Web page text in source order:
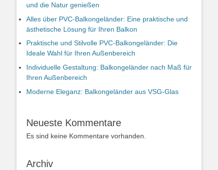
und die Natur genießen
Alles über PVC-Balkongeländer: Eine praktische und
ästhetische Lösung für Ihren Balkon
Praktische und Stilvolle PVC-Balkongeländer: Die
Ideale Wahl für Ihren Außenbereich
Individuelle Gestaltung: Balkongeländer nach Maß für
Ihren Außenbereich
Moderne Eleganz: Balkongeländer aus VSG-Glas
Neueste Kommentare
Es sind keine Kommentare vorhanden.
Archiv